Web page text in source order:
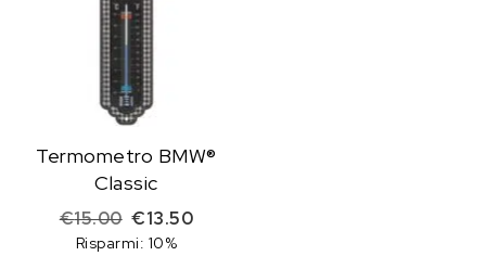
Termometro BMW®
Classic
€15.00 Il prezzo originale era: €15.00.
€13.50Il prezzo attuale è: €13.50.
Risparmi: 10%